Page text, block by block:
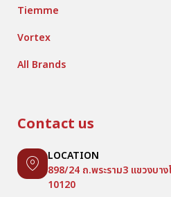
Tiemme
Vortex
All Brands
Contact us
LOCATION
898/24 ถ.พระราม3 แขวงบา
10120